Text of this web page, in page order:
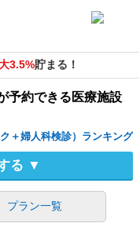
3.5%貯まる！
予約できる医療施設
＋婦人科検診）ランキング
る ▼
プラン一覧